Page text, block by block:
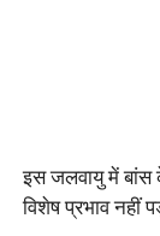
इस जलवायु में बांस
विशेष प्रभाव